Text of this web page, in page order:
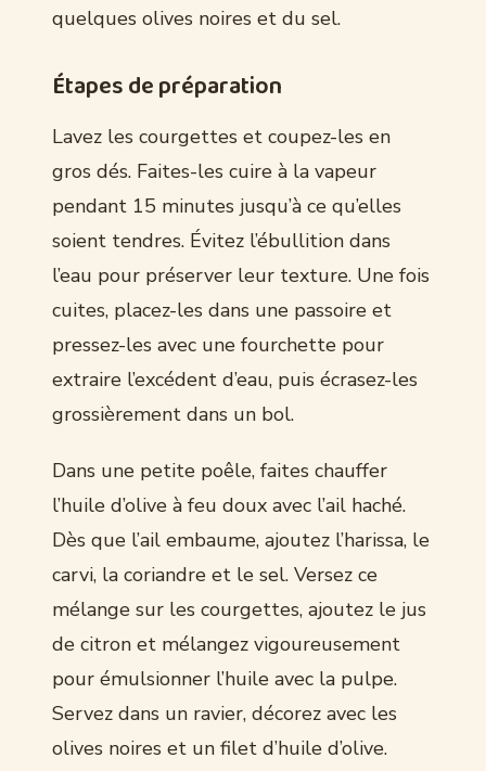
quelques olives noires et du sel.
Étapes de préparation
Lavez les courgettes et coupez-les en
gros dés. Faites-les cuire à la vapeur
pendant 15 minutes jusqu’à ce qu’elles
soient tendres. Évitez l’ébullition dans
l’eau pour préserver leur texture. Une fois
cuites, placez-les dans une passoire et
pressez-les avec une fourchette pour
extraire l’excédent d’eau, puis écrasez-les
grossièrement dans un bol.
Dans une petite poêle, faites chauffer
l’huile d’olive à feu doux avec l’ail haché.
Dès que l’ail embaume, ajoutez l’harissa, le
carvi, la coriandre et le sel. Versez ce
mélange sur les courgettes, ajoutez le jus
de citron et mélangez vigoureusement
pour émulsionner l’huile avec la pulpe.
Servez dans un ravier, décorez avec les
olives noires et un filet d’huile d’olive.